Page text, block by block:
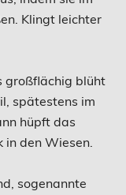
Klingt leichter
großflächig blüht
spätestens im
hüpft das
in den Wiesen.
sogenannte